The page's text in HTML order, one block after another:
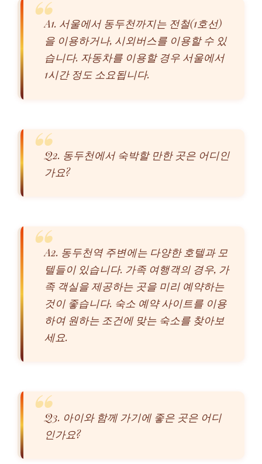
A1. 서울에서 동두천까지는 전철(1호선)
을 이용하거나, 시외버스를 이용할 수 있
습니다. 자동차를 이용할 경우 서울에서
1시간 정도 소요됩니다.
Q2. 동두천에서 숙박할 만한 곳은 어디인
가요?
A2. 동두천역 주변에는 다양한 호텔과 모
텔들이 있습니다. 가족 여행객의 경우, 가
족 객실을 제공하는 곳을 미리 예약하는
것이 좋습니다. 숙소 예약 사이트를 이용
하여 원하는 조건에 맞는 숙소를 찾아보
세요.
Q3. 아이와 함께 가기에 좋은 곳은 어디
인가요?